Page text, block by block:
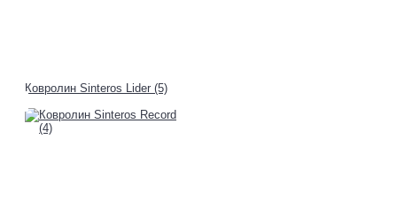
Ковролин Sinteros Lider (5)